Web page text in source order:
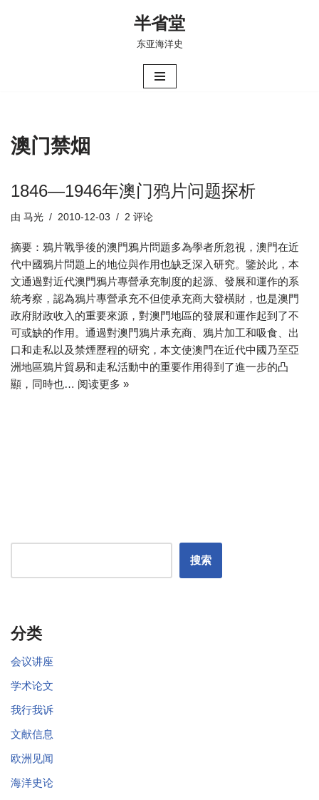
半省堂
东亚海洋史
澳门禁烟
1846—1946年澳门鸦片问题探析
由 马光 2010-12-03 2 评论
摘要：鴉片戰爭後的澳門鴉片問題多為學者所忽視，澳門在近
代中國鴉片問題上的地位與作用也缺乏深入研究。鑒於此，本
文通過對近代澳門鴉片專營承充制度的起源、發展和運作的系
統考察，認為鴉片專營承充不但使承充商大發橫財，也是澳門
政府財政收入的重要來源，對澳門地區的發展和運作起到了不
可或缺的作用。通過對澳門鴉片承充商、鴉片加工和吸食、出
口和走私以及禁煙歷程的研究，本文使澳門在近代中國乃至亞
洲地區鴉片貿易和走私活動中的重要作用得到了進一步的凸
顯，同時也… 阅读更多 »
搜索
分类
会议讲座
学术论文
我行我诉
文献信息
欧洲见闻
海洋史论